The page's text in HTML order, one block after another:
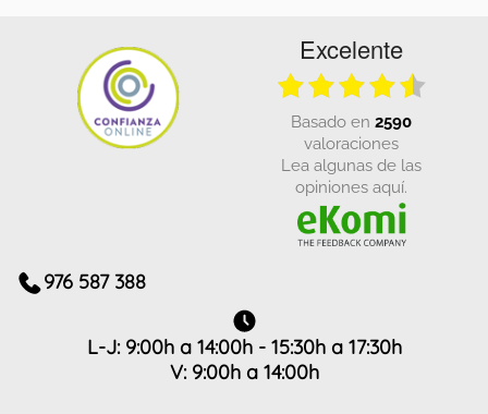
Excelente
basado en 2590
valoraciones
Lea algunas de las
opiniones aquí.
976 587 388
L-J: 9:00h a 14:00h - 15:30h a 17:30h
V: 9:00h a 14:00h